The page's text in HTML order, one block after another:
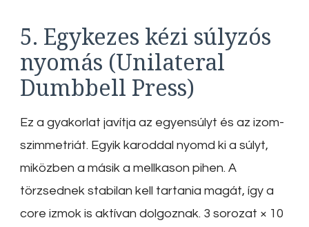
5. Egykezes kézi súlyzós
nyomás (Unilateral
Dumbbell Press)
Ez a gyakorlat javítja az egyensúlyt és az izom-
szimmetriát. Egyik karoddal nyomd ki a súlyt,
miközben a másik a mellkason pihen. A
törzsednek stabilan kell tartania magát, így a
core izmok is aktívan dolgoznak. 3 sorozat × 10